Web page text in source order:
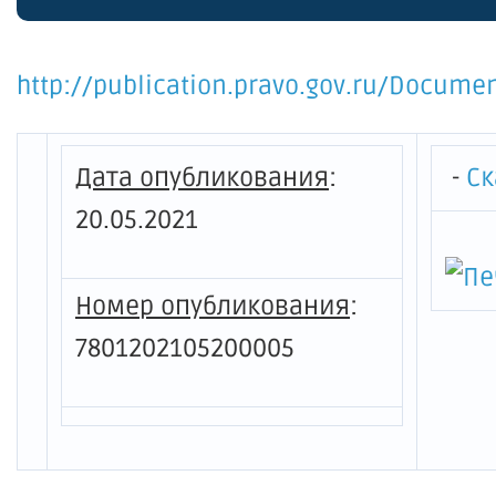
о
а
http://publication.pravo.gov.ru/
Дата опубликования:
20.05.2021
Номер опубликования:
7801202105200005
-